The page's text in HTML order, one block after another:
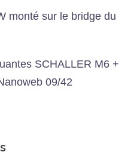
monté sur le bridge du
SCHALLER M6 +
09/42